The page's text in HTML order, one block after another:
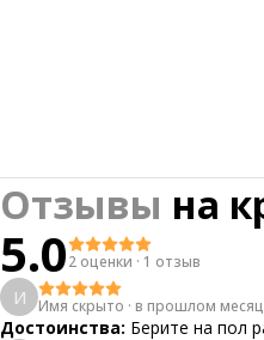
Отзывы на
5.02 оценки · 1 отзыв
И Имя скрыто · в прошлом
Достоинства: Берите на пол